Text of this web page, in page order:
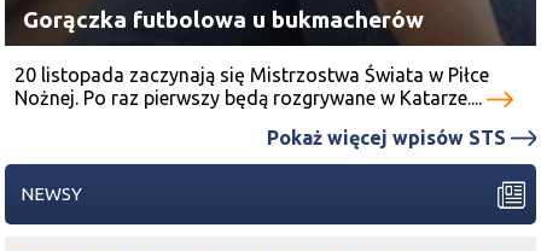
Gorączka futbolowa u bukmacherów
20 listopada zaczynają się Mistrzostwa Świata w Piłce
Nożnej. Po raz pierwszy będą rozgrywane w Katarze....
Pokaż więcej wpisów STS
NEWSY